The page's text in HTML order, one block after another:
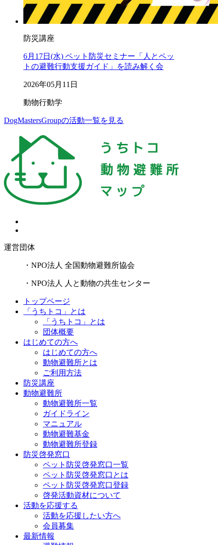
防災講座
6月17日(水) ペット防災セミナー「人とペッ
トの避難行動支援ガイド」を読み解く会
2026年05月11日
動物行動学
DogMastersGroupの活動一覧を見る
運営団体
・NPO法人 全国動物避難所協会
・NPO法人 人と動物の共生センター
トップページ
「うちトコ」とは
「うちトコ」とは
団体概要
はじめての方へ
はじめての方へ
動物避難所とは
ご利用方法
防災講座
動物避難所
動物避難所一覧
ガイドライン
マニュアル
動物避難基金
動物避難所登録
防災啓発窓口
ペット防災啓発窓口一覧
ペット防災啓発窓口とは
ペット防災啓発窓口登録
啓発活動資材について
活動を応援する
活動を応援したい方へ
会員募集
最新情報